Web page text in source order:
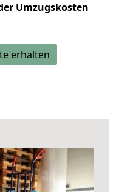
Umzugskosten
erhalten